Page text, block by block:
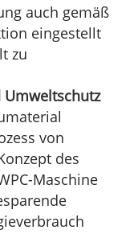
auch gemäß
eingestellt
zu
Umweltschutz
von
des
Maschine